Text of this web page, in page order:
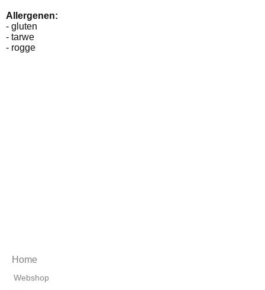
Allergenen:
- gluten
- tarwe
- rogge
Home
Webshop